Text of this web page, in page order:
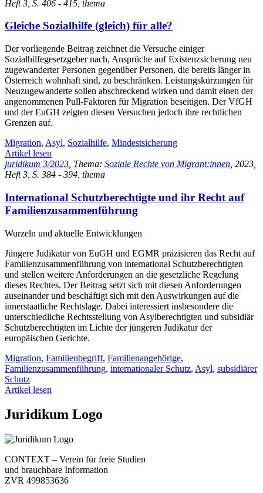
Heft 3, S. 406 - 415, thema
Gleiche Sozialhilfe (gleich) für alle?
Der vorliegende Beitrag zeichnet die Versuche einiger
Sozialhilfegesetzgeber nach, Ansprüche auf Existenzsicherung neu
zugewanderter Personen gegenüber Personen, die bereits länger in
Österreich wohnhaft sind, zu beschränken. Leistungskürzungen für
Neuzugewanderte sollen abschreckend wirken und damit einen der
angenommenen Pull-Faktoren für Migration beseitigen. Der VfGH
und der EuGH zeigten diesen Versuchen jedoch ihre rechtlichen
Grenzen auf.
Migration, Asyl, Sozialhilfe, Mindestsicherung
Artikel lesen
juridikum 3/2023 , Thema: Soziale Rechte von Migrant:innen , 2023,
Heft 3, S. 384 - 394, thema
International Schutzberechtigte und ihr Recht auf
Familienzusammenführung
Wurzeln und aktuelle Entwicklungen
Jüngere Judikatur von EuGH und EGMR präzisieren das Recht auf
Familienzusammenführung von international Schutzberechtigten
und stellen weitere Anforderungen an die gesetzliche Regelung
dieses Rechtes. Der Beitrag setzt sich mit diesen Anforderungen
auseinander und beschäftigt sich mit den Auswirkungen auf die
innerstaatliche Rechtslage. Dabei interessiert insbesondere die
unterschiedliche Rechtsstellung von Asylberechtigten und subsidiär
Schutzberechtigten im Lichte der jüngeren Judikatur der
europäischen Gerichte.
Migration, Familienbegriff, Familienangehörige,
Familienzusammenführung, internationaler Schutz, Asyl, subsidiärer
Schutz
Artikel lesen
Juridikum Logo
CONTEXT – Verein für freie Studien
und brauchbare Information
ZVR 499853636